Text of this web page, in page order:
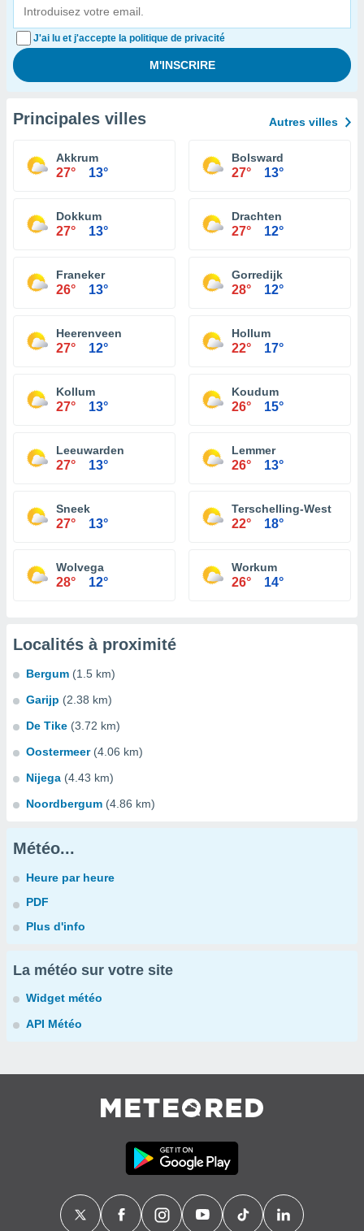
J'ai lu et j'accepte la politique de privacité
Principales villes Autres villes
Akkrum
27° 13°
Bolsward
27° 13°
Dokkum
27° 13°
Drachten
27° 12°
Franeker
26° 13°
Gorredijk
28° 12°
Heerenveen
27° 12°
Hollum
22° 17°
Kollum
27° 13°
Koudum
26° 15°
Leeuwarden
27° 13°
Lemmer
26° 13°
Sneek
27° 13°
Terschelling-West
22° 18°
Wolvega
28° 12°
Workum
26° 14°
Localités à proximité
Bergum (1.5 km)
Garijp (2.38 km)
De Tike (3.72 km)
Oostermeer (4.06 km)
Nijega (4.43 km)
Noordbergum (4.86 km)
Météo...
Heure par heure
PDF
Plus d'info
La météo sur votre site
Widget météo
API Météo